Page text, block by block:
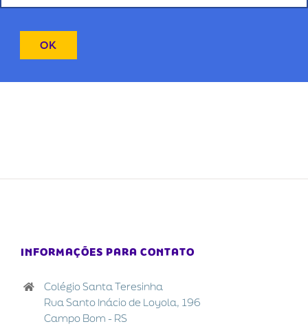
INFORMAÇÕES PARA CONTATO
Colégio Santa Teresinha
Rua Santo Inácio de Loyola, 196
Campo Bom - RS